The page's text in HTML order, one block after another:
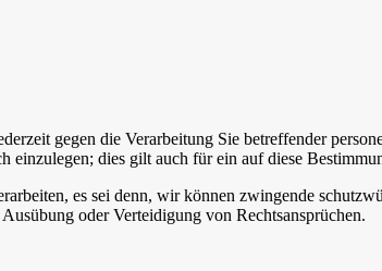
gegen die Verarbeitung Sie betreffender
einzulegen; dies gilt auch für ein auf diese
es sei denn, wir können zwingende
oder Verteidigung von Rechtsansprüchen.